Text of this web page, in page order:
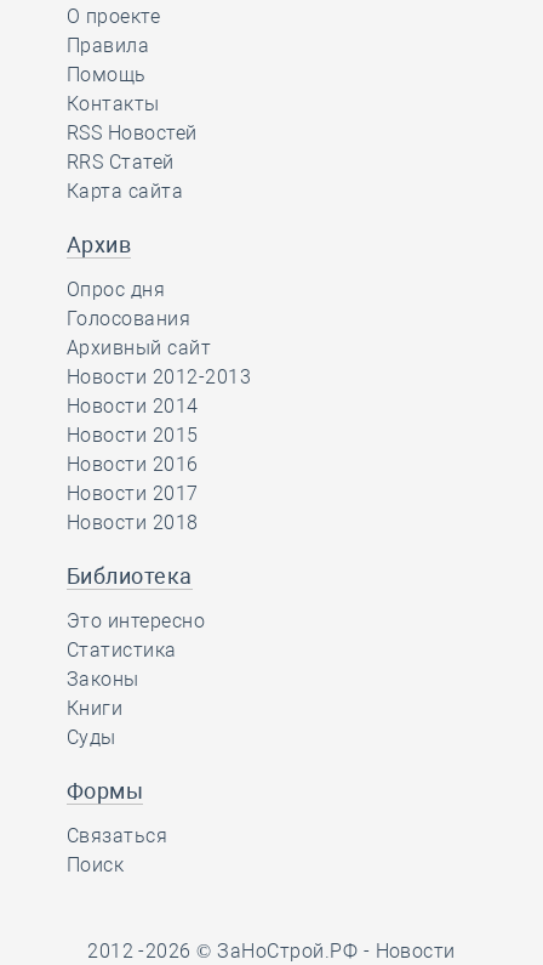
О проекте
Правила
Помощь
Контакты
RSS Новостей
RRS Статей
Карта сайта
Архив
Опрос дня
Голосования
Архивный сайт
Новости 2012-2013
Новости 2014
Новости 2015
Новости 2016
Новости 2017
Новости 2018
Библиотека
Это интересно
Статистика
Законы
Книги
Суды
Формы
Связаться
Поиск
2012 -2026 © ЗаНоСтрой.РФ - Новости